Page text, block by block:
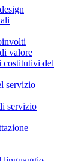
valore
costitutivi del
servizio
servizio